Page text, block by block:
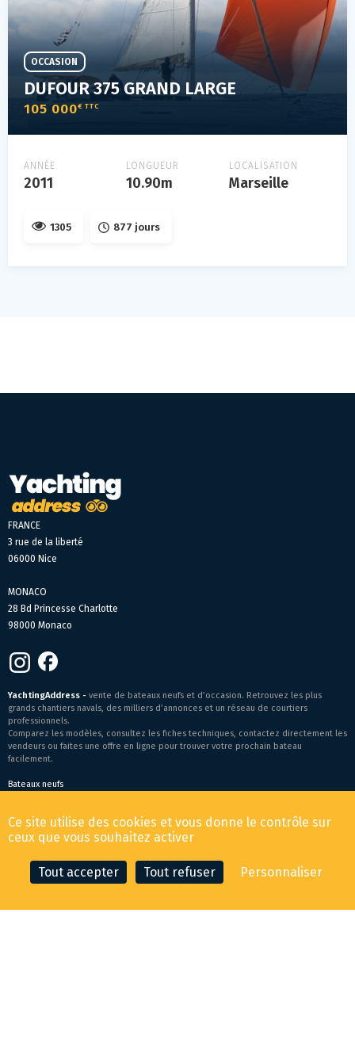
DUFOUR 375 GRAND LARGE
105 000€ TTC
OCCASION
ANNÉE
2011
LONGUEUR
10.90m
LOCALISATION
Marseille
1305 877 jours
CONTACTER LE COURTIER FAIRE UNE OFFRE
FRANCE
3 rue de la liberté
06000 Nice
MONACO
28 Bd Princesse Charlotte
98000 Monaco
YachtingAddress - vente de bateaux neufs et d’occasion. Retrouvez les plus
grands chantiers navals, des milliers d’annonces et un réseau de courtiers
professionnels.
Comparez les modèles, consultez les fiches techniques, contactez directement les
vendeurs ou faites une offre en ligne pour trouver votre prochain bateau
facilement.
Bateaux neufs
© 2026 YachtingAddress.com
Ce site utilise des cookies et vous donne le contrôle sur
ceux que vous souhaitez activer
Tout accepter Tout refuser Personnaliser